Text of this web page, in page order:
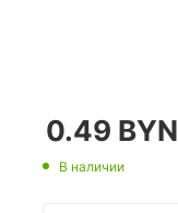
0.49 BYN
В наличии